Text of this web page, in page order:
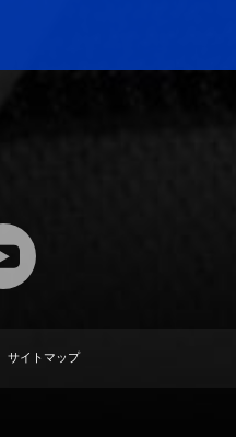
サイトマップ